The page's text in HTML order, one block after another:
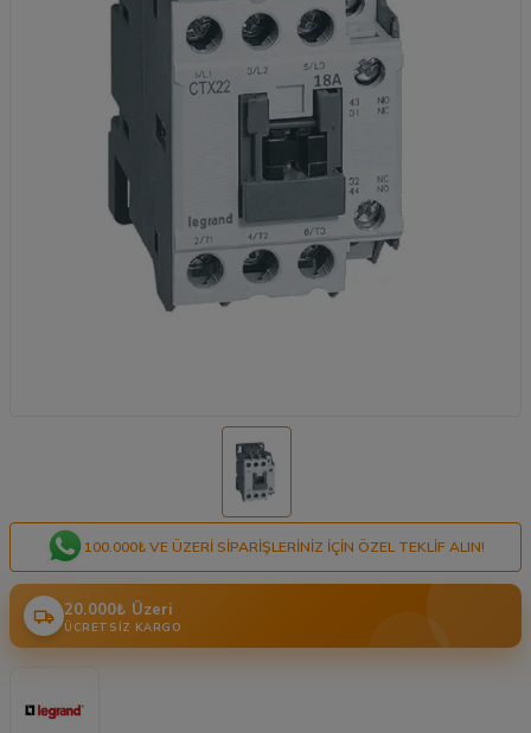
100.000₺ VE ÜZERI SIPARIŞLERINIZ IÇIN ÖZEL TEKLIF ALIN!
20.000₺ Üzeri
ÜCRETSIZ KARGO